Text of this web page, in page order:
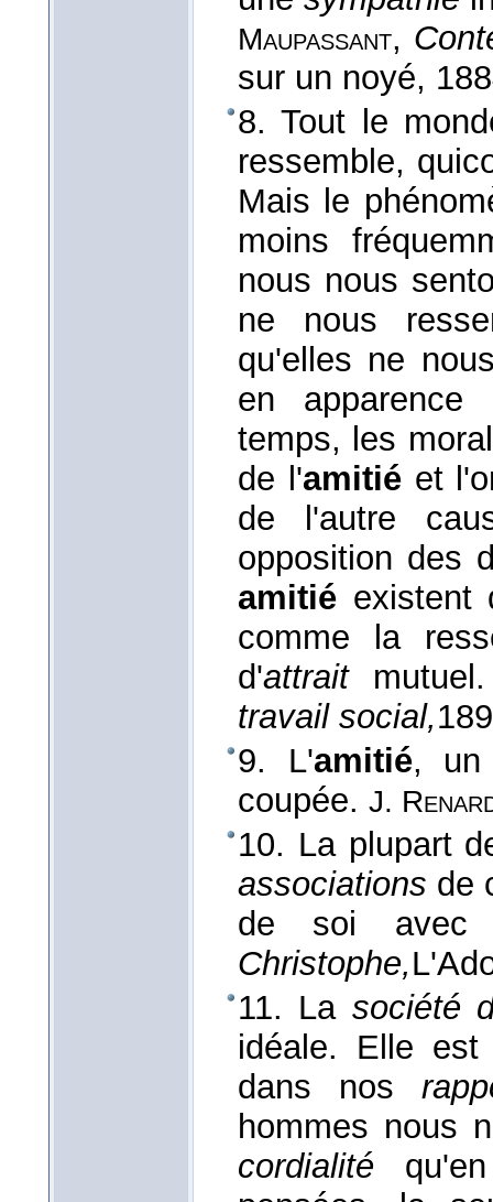
Maupassant,
sur un noyé,
8. Tout le
ressemble,
Mais le
moins
nous nous
ne nous
qu'elles ne
en
temps, les
de l'amitiéet
de l'autre
opposition des
amitié existent
comme la
d'attrait
travail social,
9. L'amitié, un
coupée. J.
10. La plupart
associations de
de soi
Christophe,
11. La société
idéale. Elle
dans nos
hommes nous
cordialité